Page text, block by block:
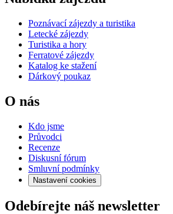
Poznávací zájezdy a turistika
Letecké zájezdy
Turistika a hory
Ferratové zájezdy
Katalog ke stažení
Dárkový poukaz
O nás
Kdo jsme
Průvodci
Recenze
Diskusní fórum
Smluvní podmínky
Nastavení cookies
Odebírejte náš newsletter